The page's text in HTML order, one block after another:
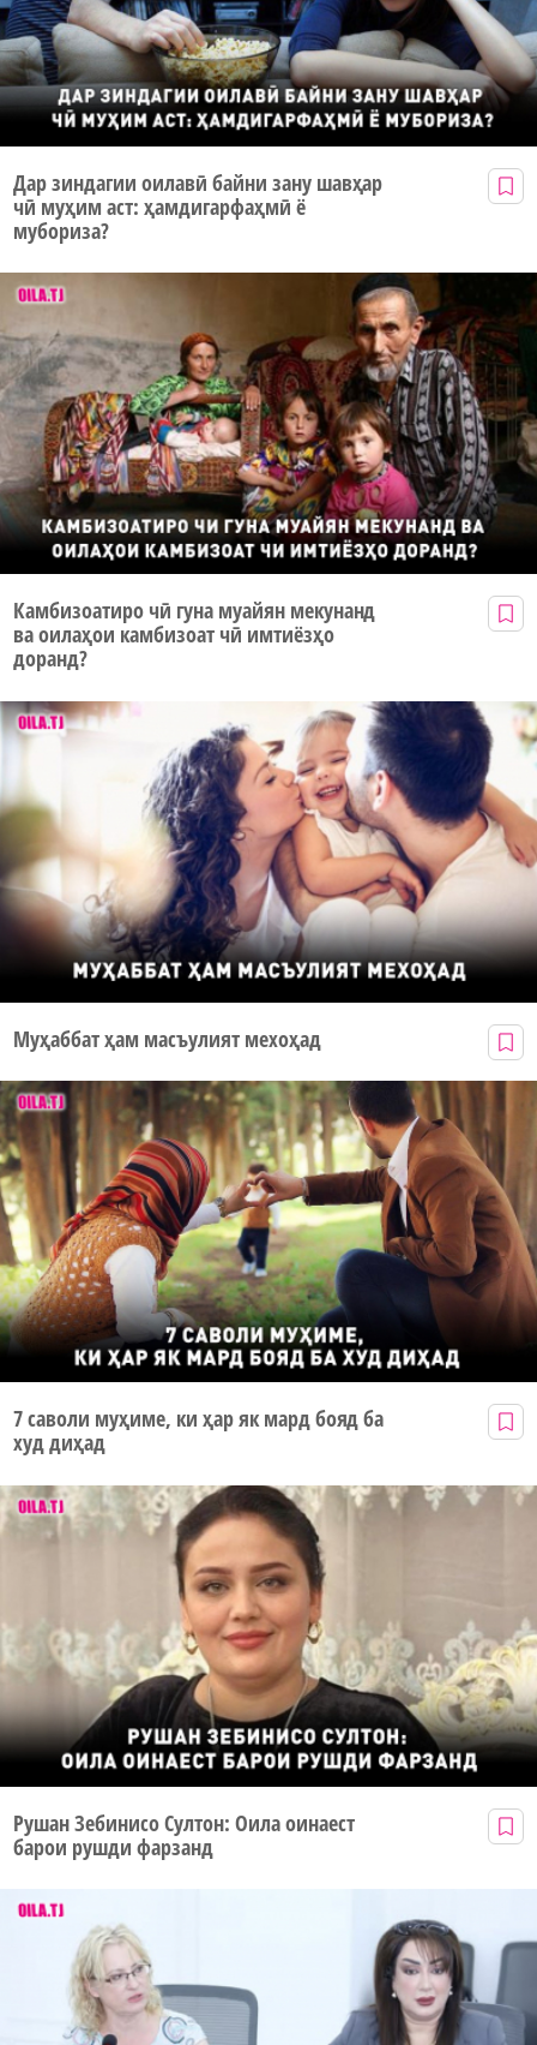
Дар зиндагии оилавӣ байни зану шавҳар
чӣ муҳим аст: ҳамдигарфаҳмӣ ё
мубориза?
Камбизоатиро чӣ гуна муайян мекунанд
ва оилаҳои камбизоат чӣ имтиёзҳо
доранд?
Муҳаббат ҳам масъулият мехоҳад
7 саволи муҳиме, ки ҳар як мард бояд ба
худ диҳад
Рушан Зебинисо Султон: Оила оинаест
барои рушди фарзанд